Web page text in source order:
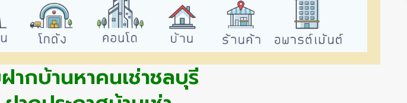
ากบ้านหาคนเช่าชลบุรี